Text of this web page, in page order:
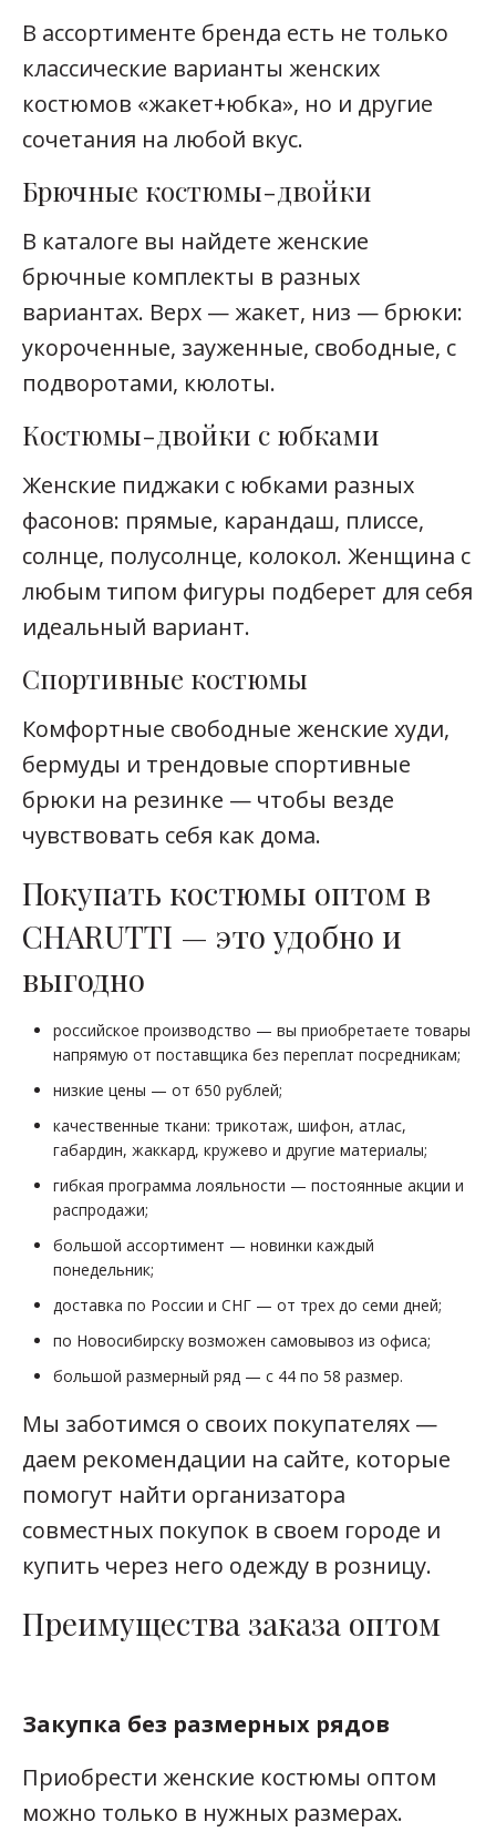
В ассортименте бренда есть не только
классические варианты женских
костюмов «жакет+юбка», но и другие
сочетания на любой вкус.
Брючные костюмы-двойки
В каталоге вы найдете женские
брючные комплекты в разных
вариантах. Верх — жакет, низ — брюки:
укороченные, зауженные, свободные, с
подворотами, кюлоты.
Костюмы-двойки с юбками
Женские пиджаки с юбками разных
фасонов: прямые, карандаш, плиссе,
солнце, полусолнце, колокол. Женщина с
любым типом фигуры подберет для себя
идеальный вариант.
Спортивные костюмы
Комфортные свободные женские худи,
бермуды и трендовые спортивные
брюки на резинке — чтобы везде
чувствовать себя как дома.
Покупать костюмы оптом в
CHARUTTI — это удобно и
выгодно
российское производство — вы приобретаете товары
напрямую от поставщика без переплат посредникам;
низкие цены — от 650 рублей;
качественные ткани: трикотаж, шифон, атлас,
габардин, жаккард, кружево и другие материалы;
гибкая программа лояльности — постоянные акции и
распродажи;
большой ассортимент — новинки каждый
понедельник;
доставка по России и СНГ — от трех до семи дней;
по Новосибирску возможен самовывоз из офиса;
большой размерный ряд — с 44 по 58 размер.
Мы заботимся о своих покупателях —
даем рекомендации на сайте, которые
помогут найти организатора
совместных покупок в своем городе и
купить через него одежду в розницу.
Преимущества заказа оптом
Закупка без размерных рядов
Приобрести женские костюмы оптом
можно только в нужных размерах.